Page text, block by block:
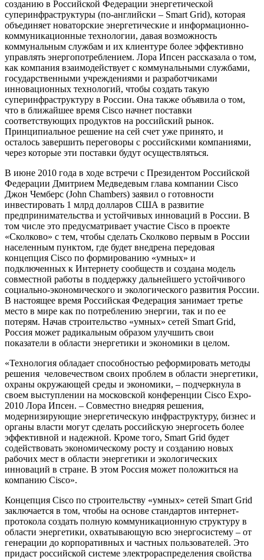
созданию в Российской Федерации энергетической
суперинфраструктуры (по-английски – Smart Grid), которая
объединяет новаторские энергетические и информационно-
коммуникационные технологии, давая возможность
коммунальным службам и их клиентуре более эффективно
управлять энергопотреблением. Лора Ипсен рассказала о том,
как компания взаимодействует с коммунальными службами,
государственными учреждениями и разработчиками
инновационных технологий, чтобы создать такую
суперинфраструктуру в России. Она также объявила о том,
что в ближайшее время Cisco начнет поставки
соответствующих продуктов на российский рынок.
Принципиальное решение на сей счет уже принято, и
осталось завершить переговоры с российскими компаниями,
через которые эти поставки будут осуществляться.
В июне 2010 года в ходе встречи с Президентом Российской
Федерации Дмитрием Медведевым глава компании Cisco
Джон Чемберс (John Chambers) заявил о готовности
инвестировать 1 млрд долларов США в развитие
предпринимательства и устойчивых инноваций в России. В
том числе это предусматривает участие Cisco в проекте
«Сколково» с тем, чтобы сделать Сколково первым в России
населенным пунктом, где будет внедрена передовая
концепция Cisco по формированию «умных» и
подключенных к Интернету сообществ и создана модель
совместной работы в поддержку дальнейшего устойчивого
социально-экономического и экологического развития России.
В настоящее время Российская Федерация занимает третье
место в мире как по потреблению энергии, так и по ее
потерям. Начав строительство «умных» сетей Smart Grid,
Россия может радикальным образом улучшить свои
показатели в области энергетики и экономики в целом.
«Технология обладает способностью реформировать методы
решения человечеством своих проблем в области энергетики,
охраны окружающей среды и экономики, – подчеркнула в
своем выступлении на московской конференции Cisco Expo-
2010 Лора Ипсен. – Совместно внедряя решения,
модернизирующие энергетическую инфраструктуру, бизнес и
органы власти могут сделать российскую энергосеть более
эффективной и надежной. Кроме того, Smart Grid будет
содействовать экономическому росту и созданию новых
рабочих мест в области энергетики и экологических
инноваций в стране. В этом Россия может положиться на
компанию Cisco».
Концепция Cisco по строительству «умных» сетей Smart Grid
заключается в том, чтобы на основе стандартов интернет-
протокола создать полную коммуникационную структуру в
области энергетики, охватывающую всю энергосистему – от
генерации до корпоративных и частных пользователей. Это
придаст российской системе электрораспределения свойства